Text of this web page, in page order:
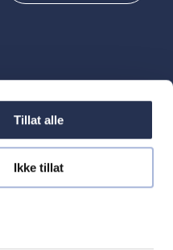
Tillat alle
Ikke tillat
Henvis